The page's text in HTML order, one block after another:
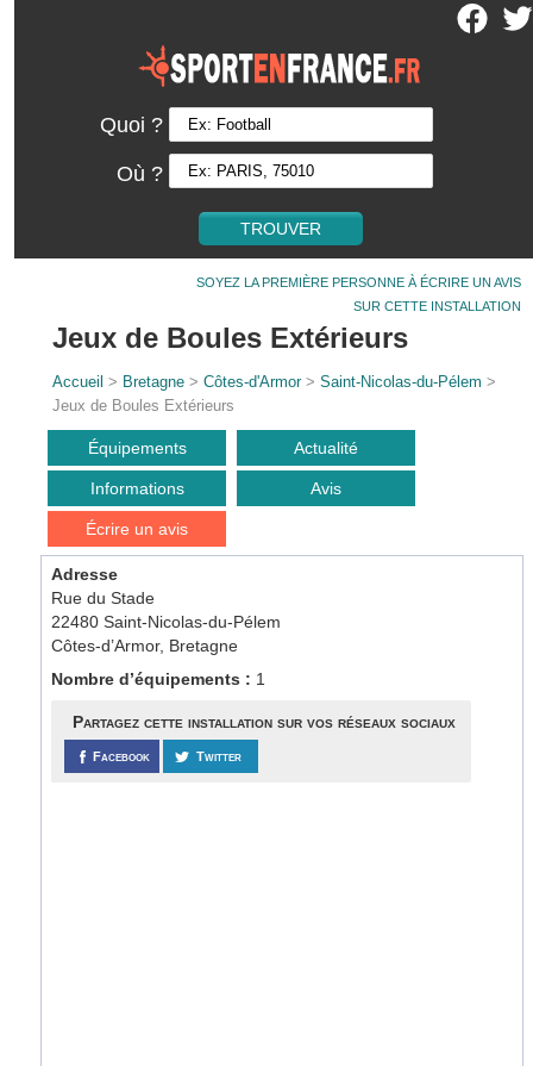
Quoi ?
Où ?
SOYEZ LA PREMIÈRE PERSONNE À ÉCRIRE UN AVIS
SUR CETTE INSTALLATION
Jeux de Boules Extérieurs
Accueil > Bretagne >Côtes-d'Armor>Saint-Nicolas-du-Pélem >
Jeux de Boules Extérieurs
Équipements Actualité
Informations Avis
Écrire un avis
Adresse
Rue du Stade
22480 Saint-Nicolas-du-Pélem
Côtes-d’Armor, Bretagne
Nombre d’équipements : 1
Partagez cette installation sur vos réseaux sociaux
Facebook Twitter